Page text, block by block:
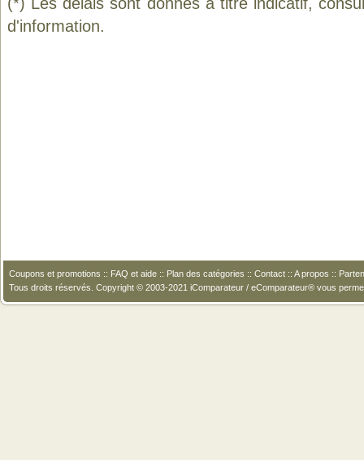
d'information.
Coupons et promotions :: FAQ et aide :: Plan des catégories :: Contact :: A propos ::
Tous droits réservés. Copyright © 2003-2021 iComparateur / eComparateur® vous